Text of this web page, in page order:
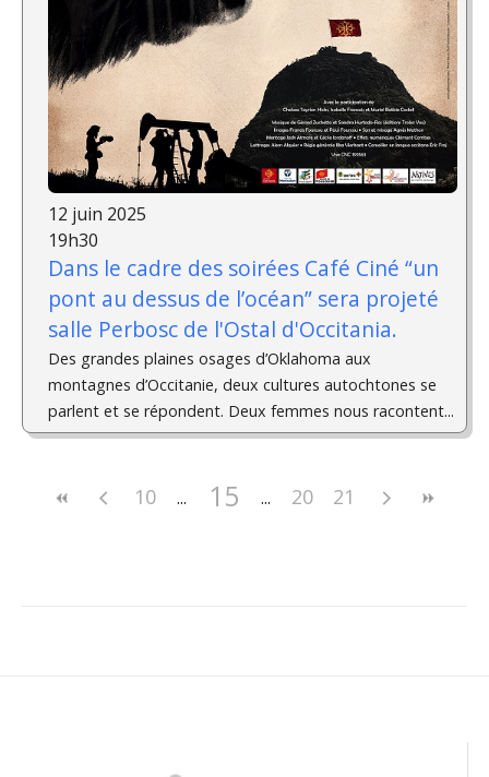
12 juin 2025
19h30
Dans le cadre des soirées Café Ciné “un
pont au dessus de l’océan” sera projeté
salle Perbosc de l'Ostal d'Occitania.
Des grandes plaines osages d’Oklahoma aux
montagnes d’Occitanie, deux cultures autochtones se
parlent et se répondent. Deux femmes nous racontent...
10 15 20 21